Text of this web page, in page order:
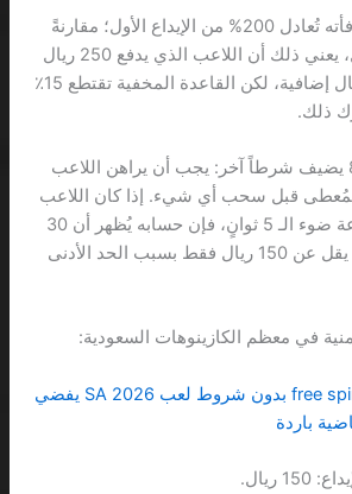
Betway يزعم أن مكافأته تُعادل 200% من الإيداع الأول؛ مقارنةً
بحد أقصى 1000 ريال، يعني ذلك أن اللاعب الذي يدفع 250 ريال
سيحصل على 500 ريال إضافية، لكن القاعدة المخفية تقتطع 15٪
ذلك.
ومع ذلك، 888casino يضيف شرطاً آخر: يجب أن يراهن اللاعب
المُعطى قبل سحب أي شيء. إذا كان اللاعب
يلعب Starburst بسرعة ضوء الـ 5 ثوانٍ، فإن حسابه يُظهر أن 30
رهاناً قد يستهلك ما لا يقل عن 150 ريال فقط بسبب الحد الأدنى
في معظم الكازينوهات السعودية:
bitsler كازينو 150 free spins بدون شروط لعب 2026 SA يفضي
باردة
ريال.